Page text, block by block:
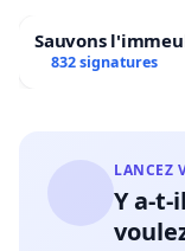
Sauvons
832 signatures
LANCEZ
Y a-t-